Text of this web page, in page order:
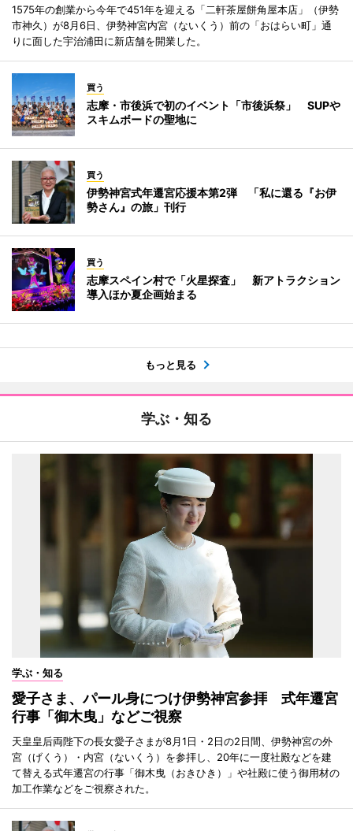
1575年の創業から今年で451年を迎える「二軒茶屋餅角屋本店」（伊勢
市神久）が8月6日、伊勢神宮内宮（ないくう）前の「おはらい町」通
りに面した宇治浦田に新店舗を開業した。
買う
志摩・市後浜で初のイベント「市後浜祭」 SUPや
スキムボードの聖地に
買う
伊勢神宮式年遷宮応援本第2弾 「私に還る『お伊
勢さん』の旅」刊行
買う
志摩スペイン村で「火星探査」 新アトラクション
導入ほか夏企画始まる
もっと見る
学ぶ・知る
学ぶ・知る
愛子さま、パール身につけ伊勢神宮参拝 式年遷宮
行事「御木曳」などご視察
天皇皇后両陛下の長女愛子さまが8月1日・2日の2日間、伊勢神宮の外
宮（げくう）・内宮（ないくう）を参拝し、20年に一度社殿などを建
て替える式年遷宮の行事「御木曳（おきひき）」や社殿に使う御用材の
加工作業などをご視察された。